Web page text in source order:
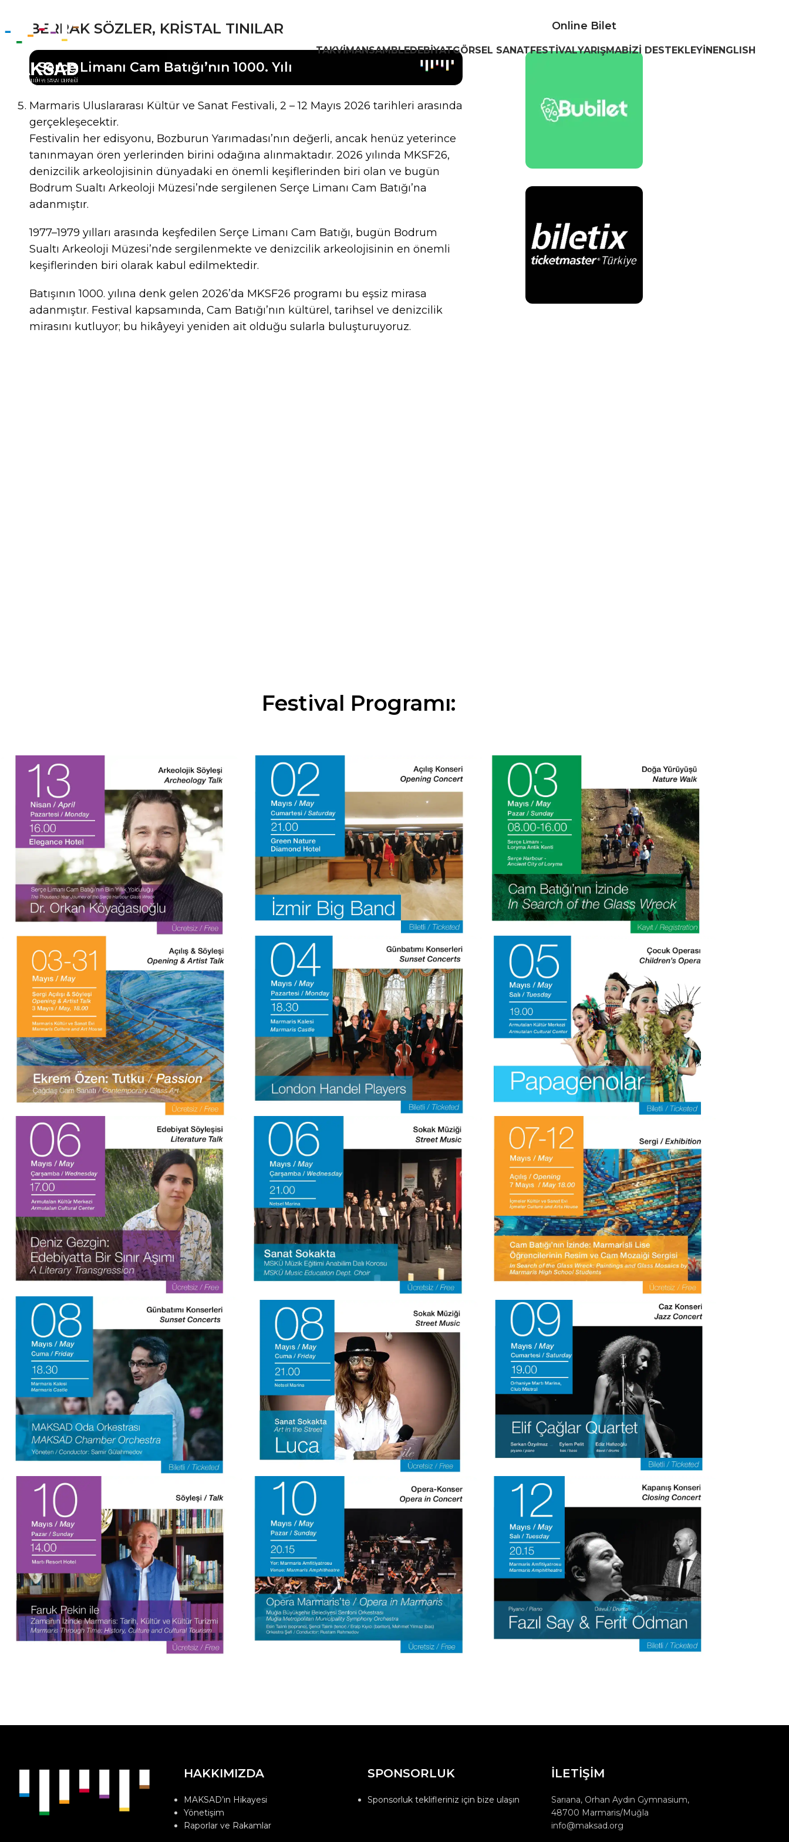
TAKVIMANSAMBLEDEBIYATGÖRSEL SANATFESTIVALYARIŞMABİZİ DESTEKLEYİNENGLISH
BERRAK SÖZLER, KRİSTAL TINILAR
Serçe Limanı Cam Batığı’nın 1000. Yılı
Marmaris Uluslararası Kültür ve Sanat Festivali, 2 – 12 Mayıs 2026 tarihleri arasında
gerçekleşecektir.
Festivalin her edisyonu, Bozburun Yarımadası’nın değerli, ancak henüz yeterince
tanınmayan ören yerlerinden birini odağına alınmaktadır. 2026 yılında MKSF26,
denizcilik arkeolojisinin dünyadaki en önemli keşiflerinden biri olan ve bugün
Bodrum Sualtı Arkeoloji Müzesi’nde sergilenen Serçe Limanı Cam Batığı’na
adanmıştır.
1977–1979 yılları arasında keşfedilen Serçe Limanı Cam Batığı, bugün Bodrum
Sualtı Arkeoloji Müzesi’nde sergilenmekte ve denizcilik arkeolojisinin en önemli
keşiflerinden biri olarak kabul edilmektedir.
Batışının 1000. yılına denk gelen 2026’da MKSF26 programı bu eşsiz mirasa
adanmıştır. Festival kapsamında, Cam Batığı’nın kültürel, tarihsel ve denizcilik
mirasını kutluyor; bu hikâyeyi yeniden ait olduğu sularla buluşturuyoruz.
Online Bilet
Festival Programı:
HAKKIMIZDA
MAKSAD’ın Hikayesi
Yönetişim
Raporlar ve Rakamlar
SPONSORLUK
Sponsorluk teklifleriniz için bize ulaşın
İLETİŞİM
Sarıana, Orhan Aydın Gymnasium,
48700 Marmaris/Muğla
info@maksad.org